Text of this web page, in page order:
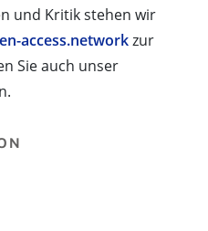
und Kritik stehen wir
access.networkzur
Sie auch unser